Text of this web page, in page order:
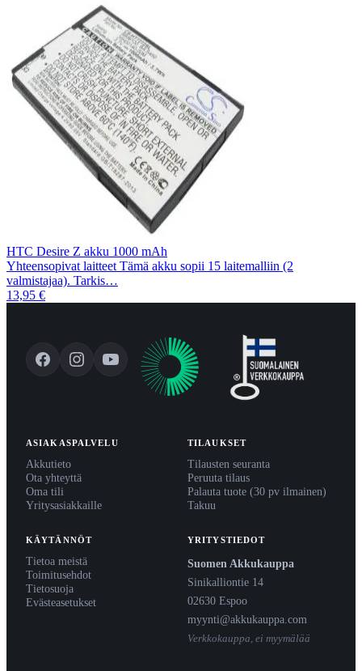
HTC Desire Z akku 1000 mAh
Yhteensopivat laitteet Tämä akku sopii 15 laitemalliin (2
valmistajaa). Tarkis…
13,95 €
ASIAKASPALVELU
Akkutieto
Ota yhteyttä
Oma tili
Yritysasiakkaille
TILAUKSET
Tilausten seuranta
Peruuta tilaus
Palauta tuote (30 pv ilmainen)
Takuu
KÄYTÄNNÖT
Tietoa meistä
Toimitusehdot
Tietosuoja
Evästeasetukset
YRITYSTIEDOT
Suomen Akkukauppa
Sinikalliontie 14
02630 Espoo
myynti@akkukauppa.com
Verkkokauppa, ei myymälää